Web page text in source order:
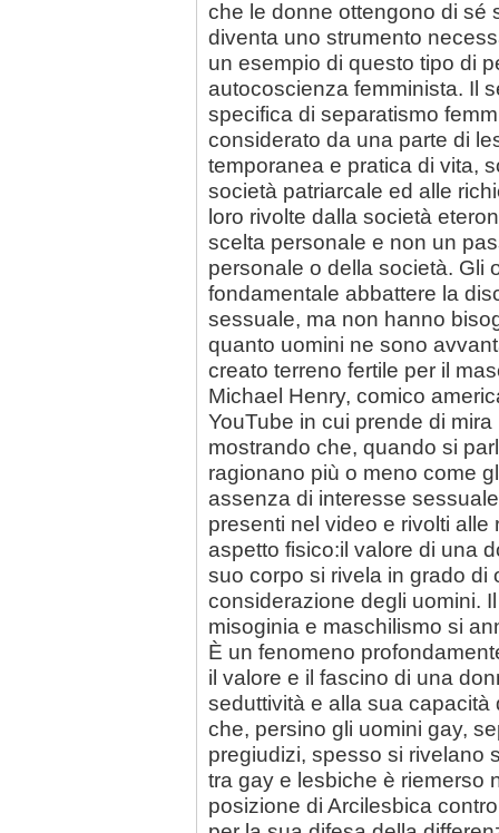
che le donne ottengono di sé
diventa uno strumento
un esempio di questo tipo di
autocoscienza femminista. Il
specifica di separatismo
considerato da una parte di
temporanea e pratica di vita,
società patriarcale ed alle
loro rivolte dalla società
scelta personale e non un
personale o della società. Gli
fondamentale abbattere la
sessuale, ma non hanno
quanto uomini ne sono
creato terreno fertile per il
Michael Henry, comico
YouTube in cui prende di mira
mostrando che, quando si
ragionano più o meno come
assenza di interesse
presenti nel video e rivolti
aspetto fisico:il valore di una
suo corpo si rivela in grado di
considerazione degli uomini.
misoginia e maschilismo si
È un fenomeno
il valore e il fascino di una
seduttività e alla sua
che, persino gli uomini gay,
pregiudizi, spesso si rivelano
tra gay e lesbiche è riemerso
posizione di Arcilesbica